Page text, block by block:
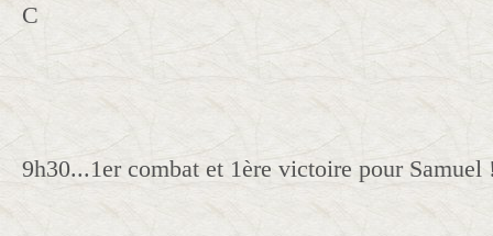
C
9h30...1er combat et 1ère victoire pour Samuel